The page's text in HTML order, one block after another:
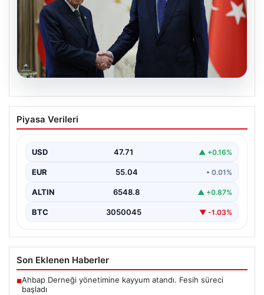
06.08.2026
Cumhurbaşkanı Erdoğan, Devlet
Bahçeli ile görüştü
Piyasa Verileri
USD 47.71 ▲ +0.16%
EUR 55.04 • 0.01%
ALTIN 6548.8 ▲ +0.87%
BTC 3050045 ▼ -1.03%
Son Eklenen Haberler
■Ahbap Derneği yönetimine kayyum atandı. Fesih süreci
başladı